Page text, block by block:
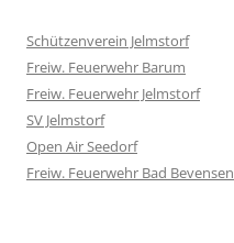
Schützenverein Jelmstorf
Freiw. Feuerwehr Barum
Freiw. Feuerwehr Jelmstorf
SV Jelmstorf
Open Air Seedorf
Freiw. Feuerwehr Bad Bevensen